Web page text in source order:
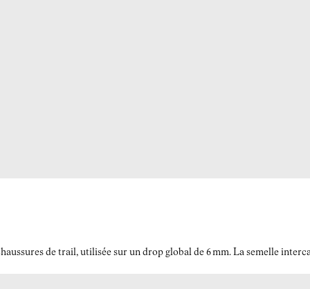
de trail, utilisée sur un drop global de 6 mm. La semelle